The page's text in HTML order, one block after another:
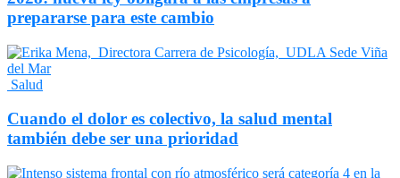
prepararse para este cambio
Salud
Cuando el dolor es colectivo, la salud mental
también debe ser una prioridad